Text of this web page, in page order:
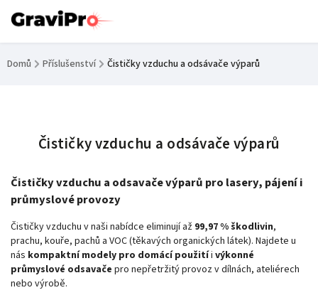
Domů / Příslušenství / Čističky vzduchu a odsávače výparů
Čističky vzduchu a odsávače výparů
Čističky vzduchu a odsavače výparů pro lasery, pájení i
průmyslové provozy
Čističky vzduchu v naši nabídce eliminují až 99,97 % škodlivin,
prachu, kouře, pachů a VOC (těkavých organických látek). Najdete u
nás kompaktní modely pro domácí použitíi výkonné
průmyslové odsavače pro nepřetržitý provoz v dílnách, ateliérech
nebo výrobě.